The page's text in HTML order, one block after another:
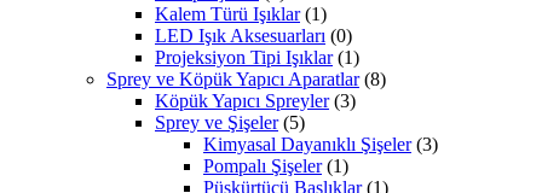
Kalem Türü Işıklar (1)
LED Işık Aksesuarları (0)
Projeksiyon Tipi Işıklar (1)
Sprey ve Köpük Yapıcı Aparatlar (8)
Köpük Yapıcı Spreyler (3)
Sprey ve Şişeler (5)
Kimyasal Dayanıklı Şişeler (3)
Pompalı Şişeler (1)
Püskürtücü Başlıklar (1)